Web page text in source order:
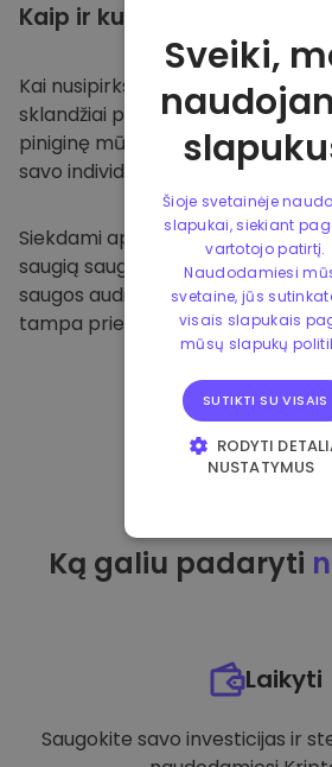
Kaip ir kur
Kai nusipirksite Kriptomat
sklandžiai pervesime valiutą į
piniginę mūsų platformoje.
savo individualią piniginę.
Siekdami apsaugoti savo klientus
saugią saugyklą neprisijungus ir
saugos auditus. Dėl šio požiūrio
tampa prieglobsčiu ir kitoms
Ką galiu padaryti
Laikyti
Saugokite savo investicijas ir
Sveiki,
Šioje svetainėje
slapukai, siekiant
vartotojo patirtį.
Naudodamiesi
svetaine, jūs
visais slapukais
mūsų slapukų
SUTIKTI SU VISAIS
RODYTI
NUSTATYMUS
VEIKIMĄ